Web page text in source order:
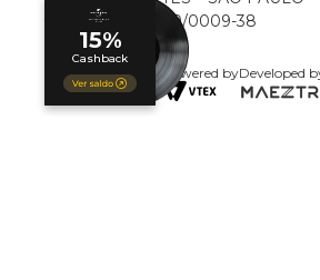
CNPJ: 00.952.789/0009-38
Powered byDeveloped